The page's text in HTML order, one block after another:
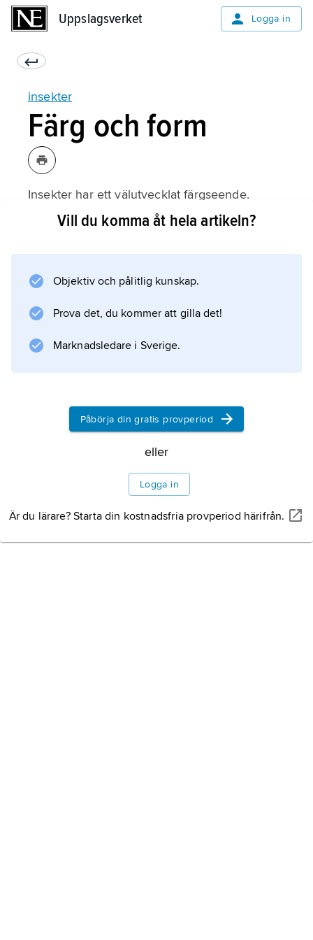
Uppslagsverket Logga in
insekter
Färg och form
Insekter har ett välutvecklat färgseende.
Många insekter, bland annat bin och
användas som ett led i uppvaktnings- och
igenkänningsprocessen inför parningen.
Vill du komma åt hela artikeln?
Objektiv och pålitlig kunskap.
Prova det, du kommer att gilla det!
Marknadsledare i Sverige.
Påbörja din gratis provperiod
eller
Logga in
Är du lärare? Starta din kostnadsfria provperiod härifrån.